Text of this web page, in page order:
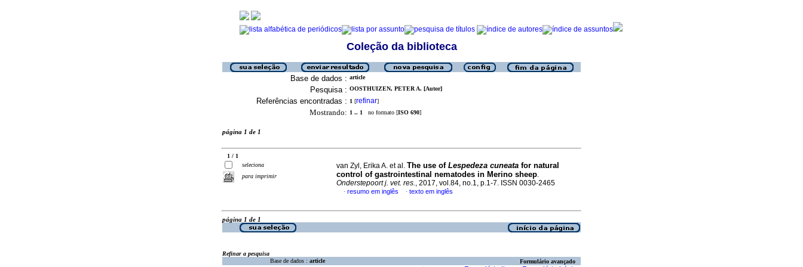
Coleção da biblioteca
Base de dados : article
Pesquisa : OOSTHUIZEN, PETER A. [Autor]
Referências encontradas : 1 [refinar]
Mostrando: 1 .. 1 no formato [ISO 690]
página 1 de 1
1 / 1
seleciona
para imprimir
van Zyl, Erika A. et al. The use of Lespedeza cuneata for natural
control of gastrointestinal nematodes in Merino sheep.
Onderstepoort j. vet. res., 2017, vol.84, no.1, p.1-7. ISSN 0030-2465
· resumo em inglês · texto em inglês
página 1 de 1
Refinar a pesquisa
Base de dados : article Formulário avançado